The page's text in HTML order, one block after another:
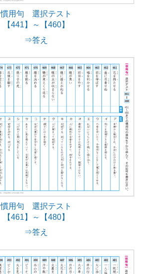
慣用句 選択テスト
【441】～【460】
⇒答え
慣用句 選択テスト
【461】～【480】
⇒答え